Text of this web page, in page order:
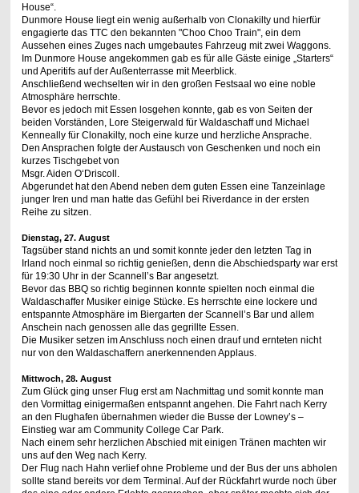
House“.
Dunmore House liegt ein wenig außerhalb von Clonakilty und hierfür
engagierte das TTC den bekannten "Choo Choo Train", ein dem
Aussehen eines Zuges nach umgebautes Fahrzeug mit zwei Waggons.
Im Dunmore House angekommen gab es für alle Gäste einige „Starters“
und Aperitifs auf der Außenterrasse mit Meerblick.
Anschließend wechselten wir in den großen Festsaal wo eine noble
Atmosphäre herrschte.
Bevor es jedoch mit Essen losgehen konnte, gab es von Seiten der
beiden Vorständen, Lore Steigerwald für Waldaschaff und Michael
Kenneally für Clonakilty, noch eine kurze und herzliche Ansprache.
Den Ansprachen folgte der Austausch von Geschenken und noch ein
kurzes Tischgebet von
Msgr. Aiden O‘Driscoll.
Abgerundet hat den Abend neben dem guten Essen eine Tanzeinlage
junger Iren und man hatte das Gefühl bei Riverdance in der ersten
Reihe zu sitzen.
Dienstag, 27. August
Tagsüber stand nichts an und somit konnte jeder den letzten Tag in
Irland noch einmal so richtig genießen, denn die Abschiedsparty war erst
für 19:30 Uhr in der Scannell’s Bar angesetzt.
Bevor das BBQ so richtig beginnen konnte spielten noch einmal die
Waldaschaffer Musiker einige Stücke. Es herrschte eine lockere und
entspannte Atmosphäre im Biergarten der Scannell’s Bar und allem
Anschein nach genossen alle das gegrillte Essen.
Die Musiker setzen im Anschluss noch einen drauf und ernteten nicht
nur von den Waldaschaffern anerkennenden Applaus.
Mittwoch, 28. August
Zum Glück ging unser Flug erst am Nachmittag und somit konnte man
den Vormittag einigermaßen entspannt angehen. Die Fahrt nach Kerry
an den Flughafen übernahmen wieder die Busse der Lowney’s –
Einstieg war am Community College Car Park.
Nach einem sehr herzlichen Abschied mit einigen Tränen machten wir
uns auf den Weg nach Kerry.
Der Flug nach Hahn verlief ohne Probleme und der Bus der uns abholen
sollte stand bereits vor dem Terminal. Auf der Rückfahrt wurde noch über